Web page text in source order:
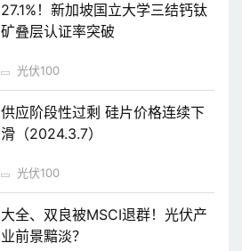
27.1%！新加坡国立大学三结钙钛
矿叠层认证率突破
光伏100
供应阶段性过剩 硅片价格连续下
滑（2024.3.7）
光伏100
大全、双良被MSCI退群！光伏产
业前景黯淡？